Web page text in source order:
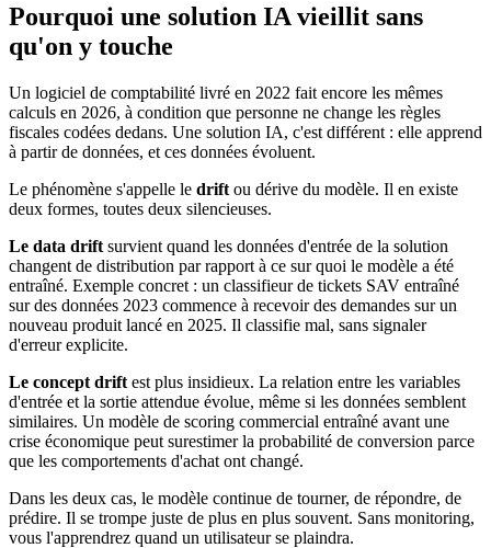
Pourquoi une solution IA vieillit sans
qu'on y touche
Un logiciel de comptabilité livré en 2022 fait encore les mêmes
calculs en 2026, à condition que personne ne change les règles
fiscales codées dedans. Une solution IA, c'est différent : elle apprend
à partir de données, et ces données évoluent.
Le phénomène s'appelle le drift ou dérive du modèle. Il en existe
deux formes, toutes deux silencieuses.
Le data drift survient quand les données d'entrée de la solution
changent de distribution par rapport à ce sur quoi le modèle a été
entraîné. Exemple concret : un classifieur de tickets SAV entraîné
sur des données 2023 commence à recevoir des demandes sur un
nouveau produit lancé en 2025. Il classifie mal, sans signaler
d'erreur explicite.
Le concept drift est plus insidieux. La relation entre les variables
d'entrée et la sortie attendue évolue, même si les données semblent
similaires. Un modèle de scoring commercial entraîné avant une
crise économique peut surestimer la probabilité de conversion parce
que les comportements d'achat ont changé.
Dans les deux cas, le modèle continue de tourner, de répondre, de
prédire. Il se trompe juste de plus en plus souvent. Sans monitoring,
vous l'apprendrez quand un utilisateur se plaindra.